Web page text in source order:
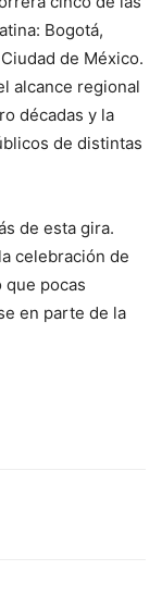
Bogotá,
de México.
alcance regional
décadas y la
de distintas
de esta gira.
celebración de
que pocas
en parte de la